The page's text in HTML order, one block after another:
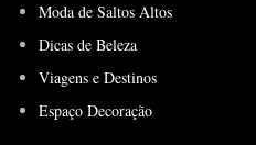
Moda de Saltos Altos
Dicas de Beleza
Viagens e Destinos
Espaço Decoração